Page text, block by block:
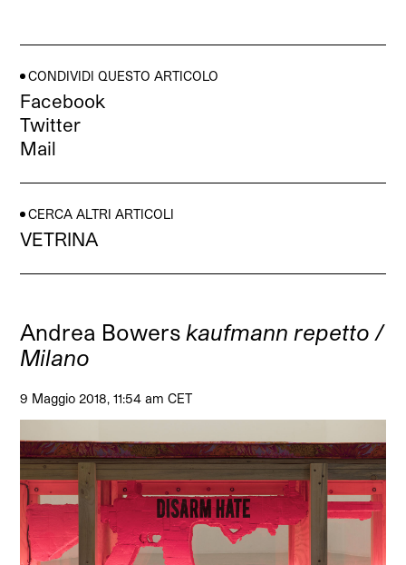
CONDIVIDI QUESTO ARTICOLO
Facebook
Twitter
Mail
CERCA ALTRI ARTICOLI
VETRINA
Andrea Bowers kaufmann repetto /
Milano
9 Maggio 2018, 11:54 am CET